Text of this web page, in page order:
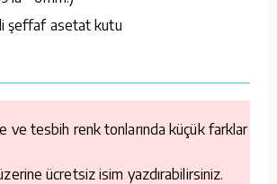
şeffaf asetat kutu
ve tesbih renk tonlarında küçük farklar
ücretsiz isim yazdırabilirsiniz.